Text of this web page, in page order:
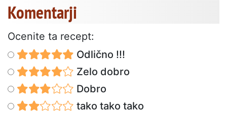
Komentarji
Ocenite ta recept:
Odlično !!!
Zelo dobro
Dobro
tako tako tako